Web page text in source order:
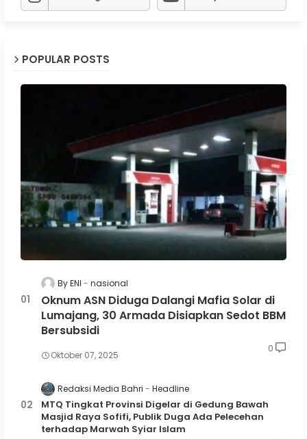
POPULAR POSTS
By ENI nasional
Oknum ASN Diduga Dalangi Mafia Solar di
Lumajang, 30 Armada Disiapkan Sedot BBM
Bersubsidi
Oktober 07, 2025
0
Redaksi Media Bahri Headline
MTQ Tingkat Provinsi Digelar di Gedung Bawah
Masjid Raya Sofifi, Publik Duga Ada Pelecehan
terhadap Marwah Syiar Islam